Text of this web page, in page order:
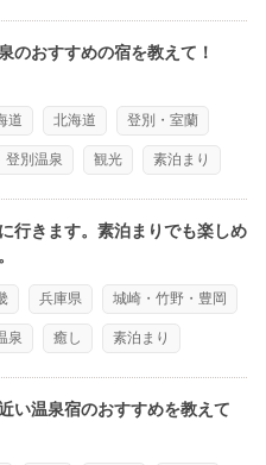
のおすすめの宿を教えて！
道 北海道 登別・室蘭
登別温泉 観光 素泊まり
行きます。素泊まりでも楽しめ
兵庫県 城崎・竹野・豊岡
泉 癒し 素泊まり
い温泉宿のおすすめを教えて